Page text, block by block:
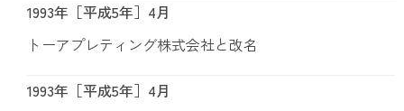
1993年［平成5年］4月
トーアプレティング株式会社と改名
1993年［平成5年］4月